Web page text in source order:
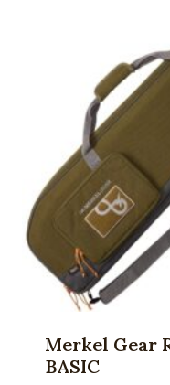
Merkel Gear
BASIC